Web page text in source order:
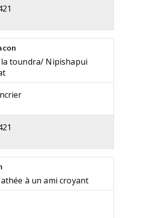
toundra/ Nipishapui
à un ami croyant